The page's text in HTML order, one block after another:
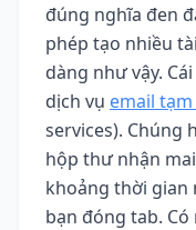
đúng nghĩa đen
phép tạo nhiều
dàng như vậy.
dịch vụ email
services).
hộp thư nhận
khoảng thời gian
bạn đóng tab.